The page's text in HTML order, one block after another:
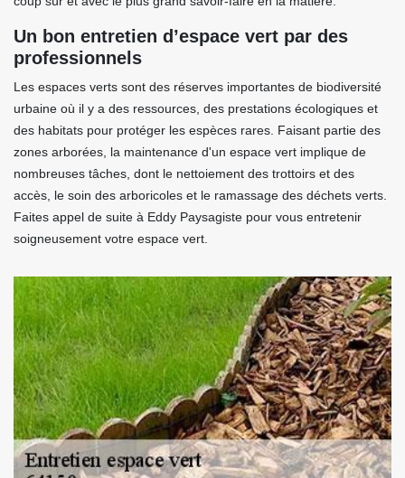
Un bon entretien d’espace vert par des
professionnels
Les espaces verts sont des réserves importantes de biodiversité
urbaine où il y a des ressources, des prestations écologiques et
des habitats pour protéger les espèces rares. Faisant partie des
zones arborées, la maintenance d'un espace vert implique de
nombreuses tâches, dont le nettoiement des trottoirs et des
accès, le soin des arboricoles et le ramassage des déchets verts.
Faites appel de suite à Eddy Paysagiste pour vous entretenir
soigneusement votre espace vert.